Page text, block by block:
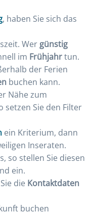
, haben Sie sich das
Wer günstig
im Frühjahrtun.
der Ferien
buchen kann.
Nähe zum
setzen Sie den Filter
ein Kriterium, dann
Inseraten.
so stellen Sie diesen
ein.
die Kontaktdaten
buchen